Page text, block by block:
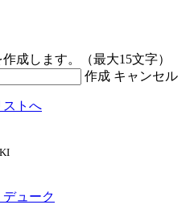
成します。（最大15文字）
作成 キャンセル
ストへ
ューク